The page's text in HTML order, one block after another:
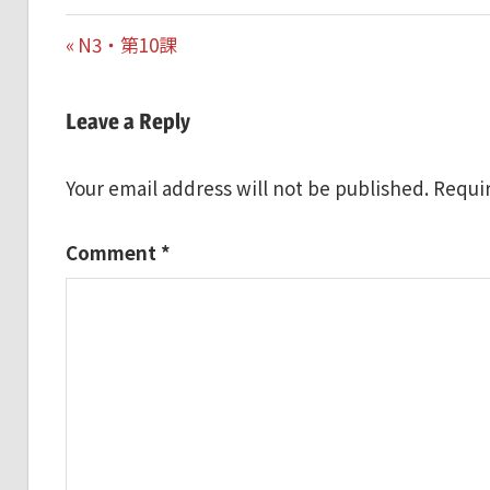
Post
Previous
N3・第10課
Leave a Reply
Your email address will not be published.
Comment *